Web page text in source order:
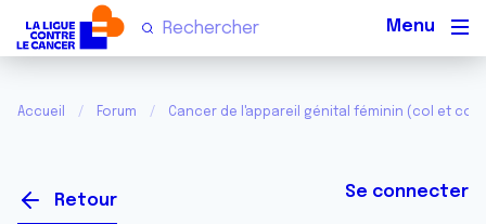
Accueil Forum Cancer de l'appareil génital féminin (col et
Retour Se connecter